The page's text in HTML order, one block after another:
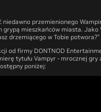
niedawno przemienionego
grypą mieszkańców miasta. Jako
drzemiącego w Tobie potwora?"
od firmy DONTNOD
tytułu Vampyr - mrocznej gry
poniżej: